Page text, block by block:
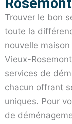
Trouver le bon
toute la
nouvelle
Vieux-
services de
chacun offrant
uniques. Pour
de